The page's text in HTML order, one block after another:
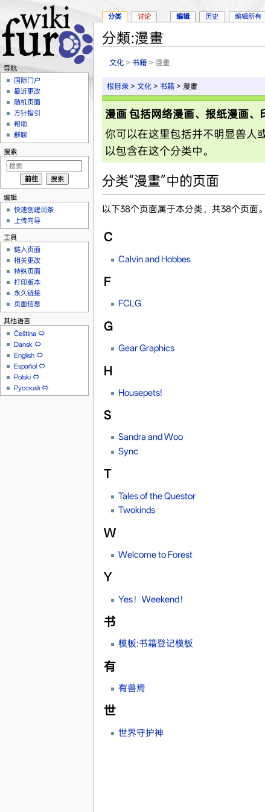
分類:漫畫
文化 >书籍 > 漫畫
根目录 >文化 >书籍 > 漫畫
漫画 包括网络漫画、报纸漫画、
你可以在这里包括并不明显兽
以包含在这个分类中。
分类“漫畫”中的页面
以下38个页面属于本分类，共38个页面。
C
Calvin and Hobbes
F
FCLG
G
Gear Graphics
H
Housepets!
S
Sandra and Woo
Sync
T
Tales of the Questor
Twokinds
W
Welcome to Forest
Y
Yes！Weekend！
书
模板:书籍登记模板
有
有兽焉
世
世界守护神
分类 讨论 编辑 历史 编辑所有
导航
国际门户
最近更改
随机页面
方针指引
帮助
群聊
搜索
编辑
快速创建词条
上传向导
工具
链入页面
相关更改
特殊页面
打印版本
永久链接
页面信息
其他语言
Čeština ⇔
Dansk ⇔
English ⇔
Español ⇔
Polski ⇔
Русский ⇔